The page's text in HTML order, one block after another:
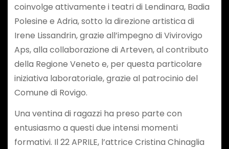
coinvolge attivamente i teatri di Lendinara, Badia
Polesine e Adria, sotto la direzione artistica di
Irene Lissandrin, grazie all’impegno di Vivirovigo
Aps, alla collaborazione di Arteven, al contributo
della Regione Veneto e, per questa particolare
iniziativa laboratoriale, grazie al patrocinio del
Comune di Rovigo.
Una ventina di ragazzi ha preso parte con
entusiasmo a questi due intensi momenti
formativi. Il 22 APRILE, l’attrice Cristina Chinaglia